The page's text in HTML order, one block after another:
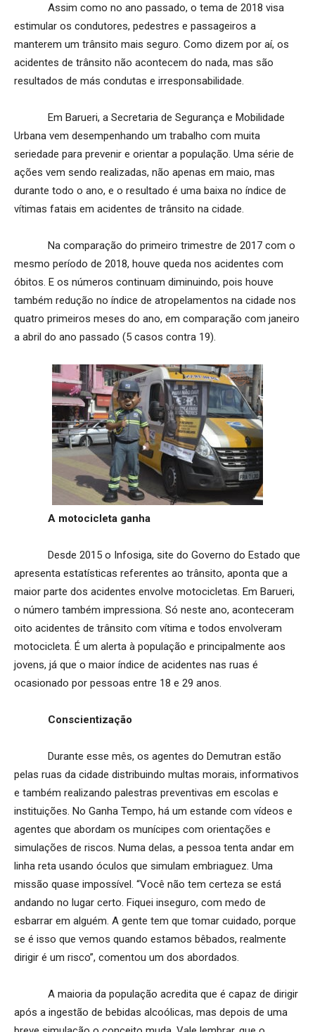
Assim como no ano passado, o tema de 2018 visa
estimular os condutores, pedestres e passageiros a
manterem um trânsito mais seguro. Como dizem por aí, os
acidentes de trânsito não acontecem do nada, mas são
resultados de más condutas e irresponsabilidade.
Em Barueri, a Secretaria de Segurança e Mobilidade
Urbana vem desempenhando um trabalho com muita
seriedade para prevenir e orientar a população. Uma série de
ações vem sendo realizadas, não apenas em maio, mas
durante todo o ano, e o resultado é uma baixa no índice de
vítimas fatais em acidentes de trânsito na cidade.
Na comparação do primeiro trimestre de 2017 com o
mesmo período de 2018, houve queda nos acidentes com
óbitos. E os números continuam diminuindo, pois houve
também redução no índice de atropelamentos na cidade nos
quatro primeiros meses do ano, em comparação com janeiro
a abril do ano passado (5 casos contra 19).
A motocicleta ganha
Desde 2015 o Infosiga, site do Governo do Estado que
apresenta estatísticas referentes ao trânsito, aponta que a
maior parte dos acidentes envolve motocicletas. Em Barueri,
o número também impressiona. Só neste ano, aconteceram
oito acidentes de trânsito com vítima e todos envolveram
motocicleta. É um alerta à população e principalmente aos
jovens, já que o maior índice de acidentes nas ruas é
ocasionado por pessoas entre 18 e 29 anos.
Conscientização
Durante esse mês, os agentes do Demutran estão
pelas ruas da cidade distribuindo multas morais, informativos
e também realizando palestras preventivas em escolas e
instituições. No Ganha Tempo, há um estande com vídeos e
agentes que abordam os munícipes com orientações e
simulações de riscos. Numa delas, a pessoa tenta andar em
linha reta usando óculos que simulam embriaguez. Uma
missão quase impossível. “Você não tem certeza se está
andando no lugar certo. Fiquei inseguro, com medo de
esbarrar em alguém. A gente tem que tomar cuidado, porque
se é isso que vemos quando estamos bêbados, realmente
dirigir é um risco”, comentou um dos abordados.
A maioria da população acredita que é capaz de dirigir
após a ingestão de bebidas alcoólicas, mas depois de uma